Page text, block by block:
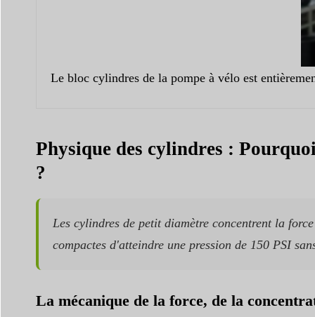
Le bloc cylindres de la pompe à vélo est
Physique des cylindres :
?
Les cylindres de petit diamètre concentrent la
compactes d'atteindre une pression de 150 PSI
La mécanique de la force, de la